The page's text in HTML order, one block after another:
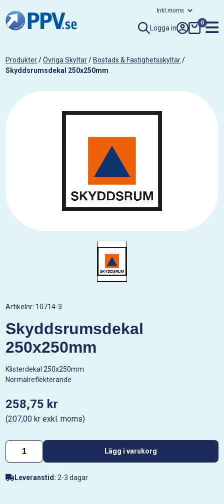
Logga in
0
Produkter/Övriga Skyltar/ Bostads & Fastighetsskyltar/
Skyddsrumsdekal 250x250mm
Artikelnr: 10714-3
Skyddsrumsdekal
250x250mm
Klisterdekal 250x250mm
Normalreflekterande
258,75 kr
(207,00 kr exkl. moms)
Lägg i varukorg
Leveranstid: 2-3 dagar